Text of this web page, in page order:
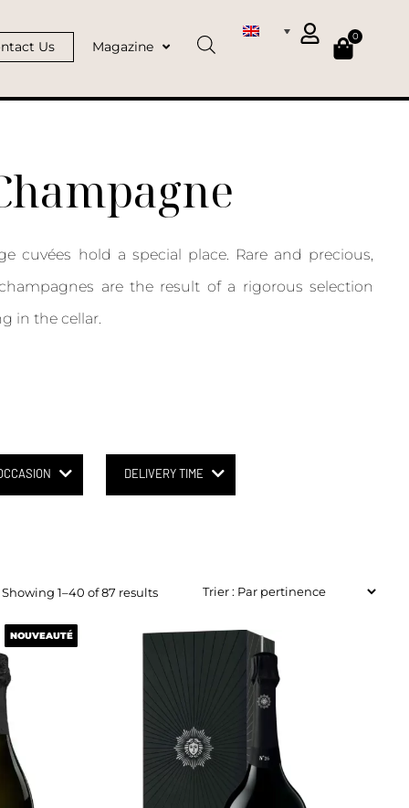
Us Magazine
0
cuvées hold a special place. Rare and precious,
are the result of a rigorous selection
in the cellar.
DELIVERY TIME
Showing 1–40 of 87 results
NOUVEAUTÉ
NOUVEAUTÉ